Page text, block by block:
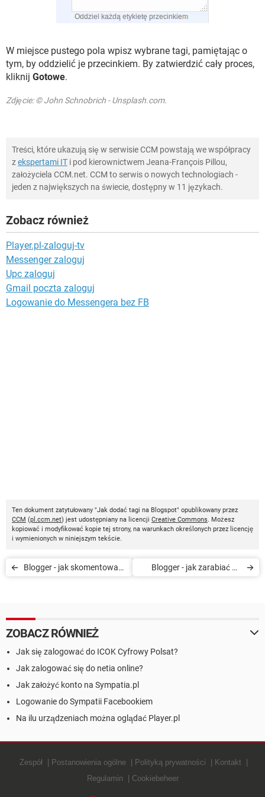
W miejsce pustego pola wpisz wybrane tagi, pamiętając o
tym, by oddzielić je przecinkiem. By zatwierdzić cały proces,
kliknij Gotowe.
Zdjęcie: © John Schnobrich - Unsplash.com.
Treści, które ukazują się w serwisie CCM powstają we współpracy
zekspertami IT i pod kierownictwem Jeana-François Pillou,
założyciela CCM.net. CCM to serwis o nowych technologiach -
jeden z największych na świecie, dostępny w 11 językach.
Zobacz również
Player.pl-zaloguj-tv
Messenger zaloguj
Upc zaloguj
Gmail poczta zaloguj
Logowanie do Messengera bez FB
Ten dokument zatytułowany "Jak dodać tagi na Blogspot" opublikowany przez
CCM (pl.ccm.net) jest udostępniany na licencji Creative Commons. Możesz
kopiować i modyfikować kopie tej strony, na warunkach określonych przez licencję
i wymienionych w niniejszym tekście.
Blogger - jak skomentować
Blogger - jak zarabiać na
ZOBACZ RÓWNIEŻ
Jak się zalogować do ICOK Cyfrowy Polsat?
Jak zalogować się do netia online?
Jak założyć konto na Sympatia.pl
Logowanie do Sympatii Facebookiem
Na ilu urządzeniach można oglądać Player.pl
Zespół Postanowienia ogólne Polityką prywatności
Kontakt
Regulamin
Cookiebeheer